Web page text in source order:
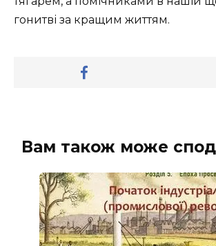
гонитві за кращим життям.
Вам також може